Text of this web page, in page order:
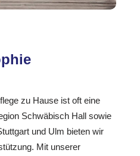
zu Hause ist oft eine
Schwäbisch Hall sowie
und Ulm bieten wir
Mit unserer